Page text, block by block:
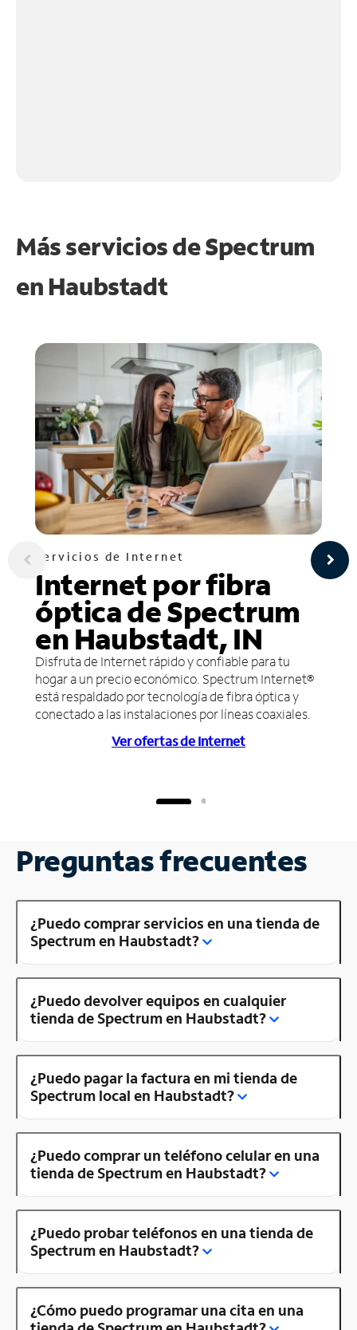
Más servicios de Spectrum
en Haubstadt
Servicios de Internet
Internet por fibra
óptica de Spectrum
en Haubstadt, IN
Disfruta de Internet rápido y confiable para tu
hogar a un precio económico. Spectrum Internet®
está respaldado por tecnología de fibra óptica y
conectado a las instalaciones por líneas coaxiales.
Ver ofertas de Internet
Preguntas frecuentes
¿Puedo comprar servicios en una tienda de
Spectrum en Haubstadt?
¿Puedo devolver equipos en cualquier
tienda de Spectrum en Haubstadt?
¿Puedo pagar la factura en mi tienda de
Spectrum local en Haubstadt?
¿Puedo comprar un teléfono celular en una
tienda de Spectrum en Haubstadt?
¿Puedo probar teléfonos en una tienda de
Spectrum en Haubstadt?
¿Cómo puedo programar una cita en una